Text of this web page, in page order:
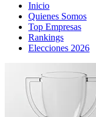
Inicio
Quienes Somos
Top Empresas
Rankings
Elecciones 2026